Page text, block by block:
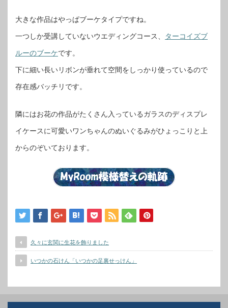
大きな作品はやっぱブーケタイプですね。
一つしか受講していないウエディングコース、 ターコイズブ
ルーのブーケです。
下に細い長いリボンが垂れて空間をしっかり使っているので
存在感バッチリです。
隣にはお花の作品がたくさん入っているガラスのディスプレ
イケースに可愛いワンちゃんのぬいぐるみがひょっこりと上
からのぞいております。
久々に玄関に生花を飾りました
いつかの石けん「いつかの足裏せっけん」